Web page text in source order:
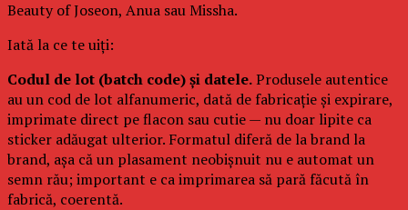
Beauty of Joseon, Anua sau Missha.
Iată la ce te uiți:
Codul de lot (batch code) și datele.Produsele autentice
au un cod de lot alfanumeric, dată de fabricație și expirare,
imprimate direct pe flacon sau cutie — nu doar lipite ca
sticker adăugat ulterior. Formatul diferă de la brand la
brand, așa că un plasament neobișnuit nu e automat un
semn rău; important e ca imprimarea să pară făcută în
fabrică, coerentă.